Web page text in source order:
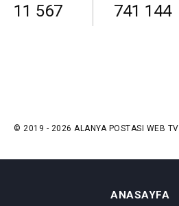
11 567 741 144
© 2019 - 2026 ALANYA POSTASI WEB TV
ANASAYFA